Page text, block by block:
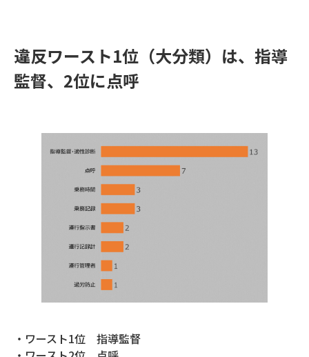
違反ワースト1位（大分類）は、指導
監督、2位に点呼
・ワースト1位 指導監督